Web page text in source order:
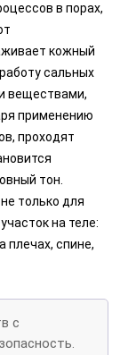
в порах,
кожный
сальных
веществами,
применению
проходят
тон.
только для
на теле:
плечах, спине,
с